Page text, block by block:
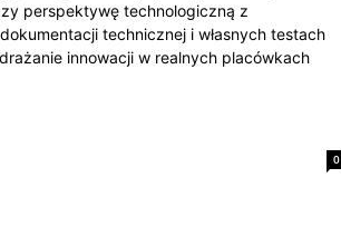
perspektywę technologiczną z
technicznej i własnych testach
innowacji w realnych placówkach
0